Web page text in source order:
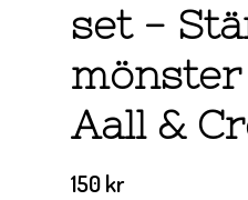
set -
Aall &
150 kr